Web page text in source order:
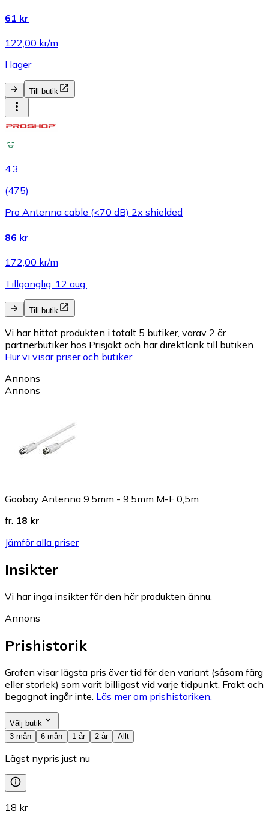
61 kr
122,00 kr/m
I lager
Till butik
4.3
(475)
Pro Antenna cable (<70 dB) 2x shielded
86 kr
172,00 kr/m
Tillgänglig: 12 aug.
Till butik
Vi har hittat produkten i totalt 5 butiker, varav 2 är
partnerbutiker hos Prisjakt och har direktlänk till butiken.
Hur vi visar priser och butiker.
Annons
Annons
Goobay Antenna 9.5mm - 9.5mm M-F 0,5m
fr. 18 kr
Jämför alla priser
Insikter
Vi har inga insikter för den här produkten ännu.
Annons
Prishistorik
Grafen visar lägsta pris över tid för den variant (såsom färg
eller storlek) som varit billigast vid varje tidpunkt. Frakt och
begagnat ingår inte. Läs mer om prishistoriken.
Välj butik
3 mån
6 mån 1 år 2 år Allt
Lägst nypris just nu
18 kr